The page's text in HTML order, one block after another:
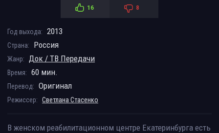
16 8
Год выхода: 2013
Страна: Россия
Жанр: Док / ТВ Передачи
Время: 60 мин.
Перевод: Оригинал
Режиссер: Светлана Стасенко
В женском реабилитационном центре Екатеринбурга есть